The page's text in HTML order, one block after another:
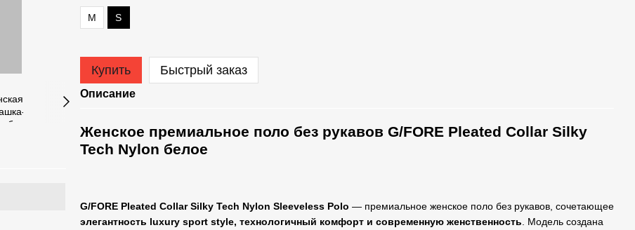
М S
Купить Быстрый заказ
Описание
Женское премиальное поло без рукавов G/FORE Pleated Collar Silky
Tech Nylon белое
G/FORE Pleated Collar Silky Tech Nylon Sleeveless Polo — премиальное женское поло без рукавов, сочетающее
элегантность luxury sport style, технологичный комфорт и современную женственность . Модель создана